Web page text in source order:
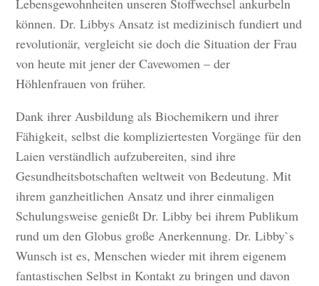
Lebensgewohnheiten unseren Stoffwechsel ankurbeln
können. Dr. Libbys Ansatz ist medizinisch fundiert und
revolutionär, vergleicht sie doch die Situation der Frau
von heute mit jener der Cavewomen – der
Höhlenfrauen von früher.
Dank ihrer Ausbildung als Biochemikern und ihrer
Fähigkeit, selbst die kompliziertesten Vorgänge für den
Laien verständlich aufzubereiten, sind ihre
Gesundheitsbotschaften weltweit von Bedeutung. Mit
ihrem ganzheitlichen Ansatz und ihrer einmaligen
Schulungsweise genießt Dr. Libby bei ihrem Publikum
rund um den Globus große Anerkennung. Dr. Libby`s
Wunsch ist es, Menschen wieder mit ihrem eigenem
fantastischen Selbst in Kontakt zu bringen und davon